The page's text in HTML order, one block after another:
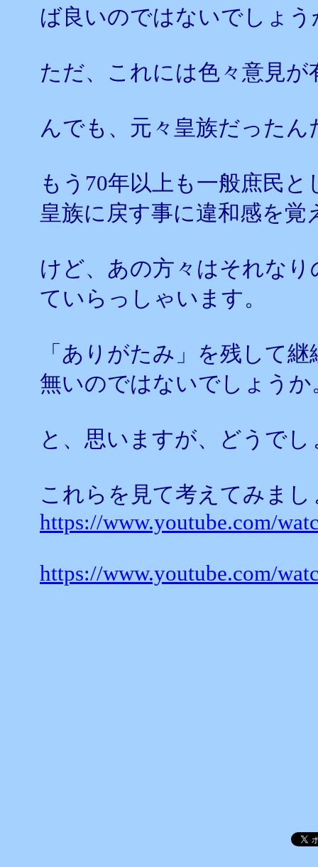
ば良いのではないでしょう
ただ、これには色々意見が
んでも、元々皇族だったん
もう70年以上も一般庶民
皇族に戻す事に違和感を
けど、あの方々はそれな
ていらっしゃいます。
「ありがたみ」を残して
無いのではないでしょうか
と、思いますが、どうでし
これらを見て考えてみまし
https://www.youtube.com/
https://www.youtube.com/